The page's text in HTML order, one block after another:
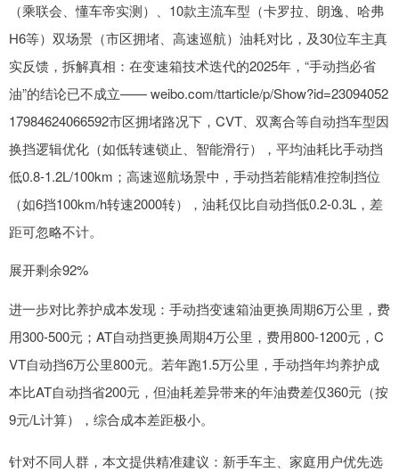
（乘联会、懂车帝实测）、10款主流车型（卡罗拉、朗逸、哈弗
H6等）双场景（市区拥堵、高速巡航）油耗对比，及30位车主真
实反馈，拆解真相：在变速箱技术迭代的2025年，“手动挡必省
油”的结论已不成立—— weibo.com/ttarticle/p/Show?id=23094052
17984624066592市区拥堵路况下，CVT、双离合等自动挡车型因
换挡逻辑优化（如低转速锁止、智能滑行），平均油耗比手动挡
低0.8-1.2L/100km；高速巡航场景中，手动挡若能精准控制挡位
（如6挡100km/h转速2000转），油耗仅比自动挡低0.2-0.3L，差
距可忽略不计。
展开剩余92%
进一步对比养护成本发现：手动挡变速箱油更换周期6万公里，费
用300-500元；AT自动挡更换周期4万公里，费用800-1200元，C
VT自动挡6万公里800元。若年跑1.5万公里，手动挡年均养护成
本比AT自动挡省200元，但油耗差异带来的年油费差仅360元（按
9元/L计算），综合成本差距极小。
针对不同人群，本文提供精准建议：新手车主、家庭用户优先选